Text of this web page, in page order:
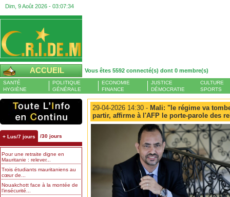
Dim, 9 Août 2026 - 03:07:35
ACCUEIL Vous êtes 5592 connecté(s) dont 0 membre(s)
SANTÉ
HYGIÈNE
POLITIQUE
GÉNÉRALE
ECONOMIE
FINANCE
JUSTICE
DÉMOCRATIE
CULTURE
SPORTS
+ Lus/7 jours /30 jours
Pour une retraite digne en
Mauritanie : relever...
Trois étudiants mauritaniens au
cœur de...
Nouakchott face à la montée de
l’insécurité...
29-04-2026 14:30 - Mali: "le régime va
partir, affirme à l'AFP le porte-parole des